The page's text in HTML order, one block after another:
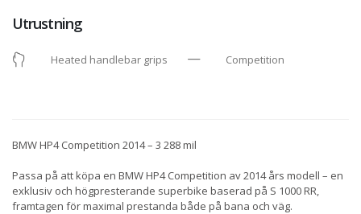
Utrustning
Heated handlebar grips Competition
BMW HP4 Competition 2014 – 3 288 mil
Passa på att köpa en BMW HP4 Competition av 2014 års modell – en
exklusiv och högpresterande superbike baserad på S 1000 RR,
framtagen för maximal prestanda både på bana och väg.